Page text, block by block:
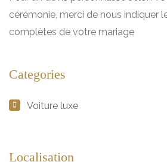
cérémonie, merci de nous indiquer
complètes de votre mariage
Categories
Voiture luxe
Localisation